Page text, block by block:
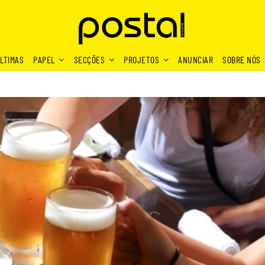
PAPEL SECÇÕES PROJETOS ANUNCIAR SOBRE NÓS